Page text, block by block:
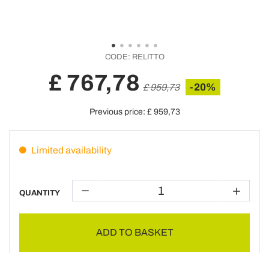
CODE: RELITTO
£ 767,78 £ 959,73 -20%
Previous price: £ 959,73
Limited availability
QUANTITY
ADD TO BASKET